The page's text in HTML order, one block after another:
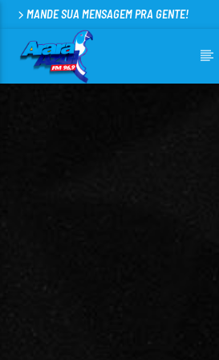
MANDE SUA MENSAGEM PRA GENTE!